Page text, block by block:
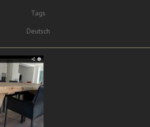
Tags
Deutsch